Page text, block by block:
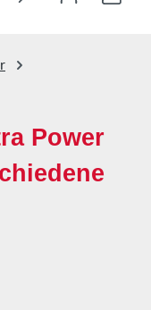
Power